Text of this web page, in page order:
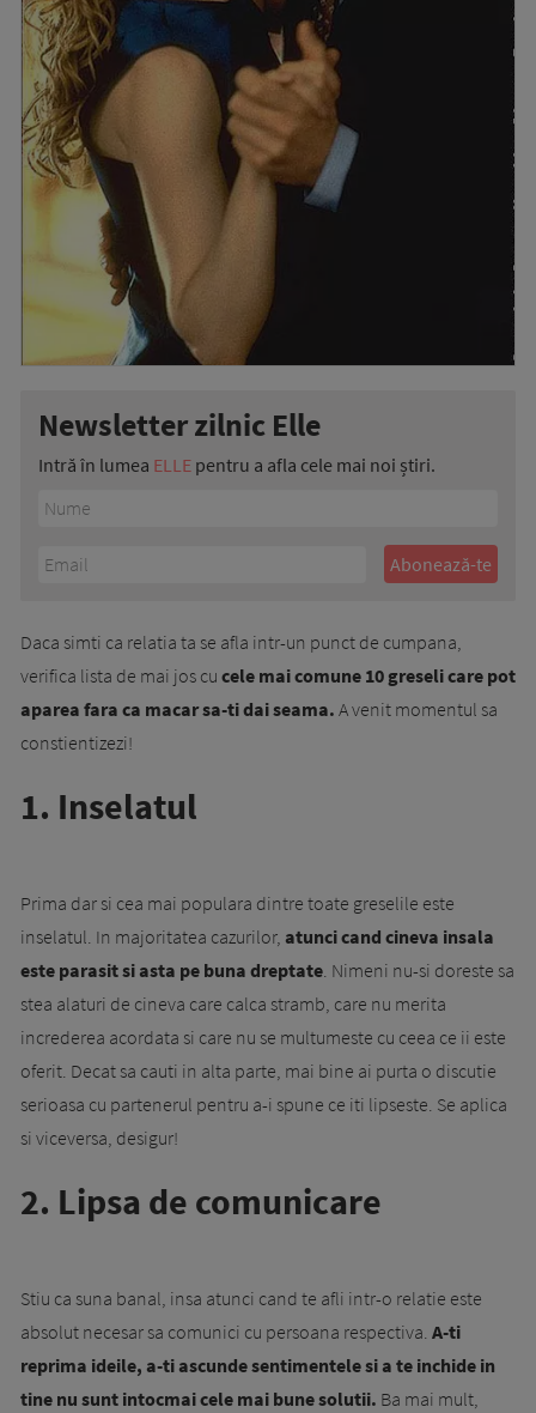
Newsletter zilnic Elle
Intră în lumea ELLE pentru a afla cele mai noi știri.
Daca simti ca relatia ta se afla intr-un punct de cumpana,
verifica lista de mai jos cu cele mai comune 10 greseli care pot
aparea fara ca macar sa-ti dai seama. A venit momentul sa
constientizezi!
1. Inselatul
Prima dar si cea mai populara dintre toate greselile este
inselatul. In majoritatea cazurilor, atunci cand cineva insala
este parasit si asta pe buna dreptate. Nimeni nu-si doreste sa
stea alaturi de cineva care calca stramb, care nu merita
increderea acordata si care nu se multumeste cu ceea ce ii este
oferit. Decat sa cauti in alta parte, mai bine ai purta o discutie
serioasa cu partenerul pentru a-i spune ce iti lipseste. Se aplica
si viceversa, desigur!
2. Lipsa de comunicare
Stiu ca suna banal, insa atunci cand te afli intr-o relatie este
absolut necesar sa comunici cu persoana respectiva. A-ti
reprima ideile, a-ti ascunde sentimentele si a te inchide in
tine nu sunt intocmai cele mai bune solutii. Ba mai mult,